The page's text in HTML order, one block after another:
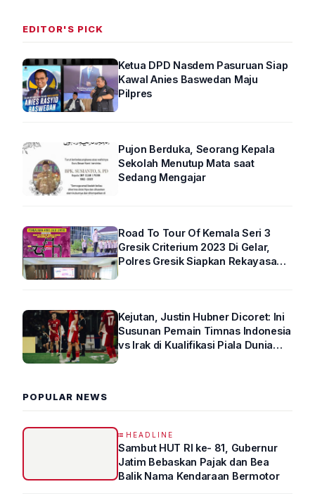
EDITOR'S PICK
Ketua DPD Nasdem Pasuruan Siap
Kawal Anies Baswedan Maju
Pilpres
Pujon Berduka, Seorang Kepala
Sekolah Menutup Mata saat
Sedang Mengajar
Road To Tour Of Kemala Seri 3
Gresik Criterium 2023 Di Gelar,
Polres Gresik Siapkan Rekayasa
Kejutan, Justin Hubner Dicoret: Ini
Susunan Pemain Timnas Indonesia
vs Irak di Kualifikasi Piala Dunia
POPULAR NEWS
HEADLINE
Sambut HUT RI ke- 81, Gubernur
Jatim Bebaskan Pajak dan Bea
Balik Nama Kendaraan Bermotor